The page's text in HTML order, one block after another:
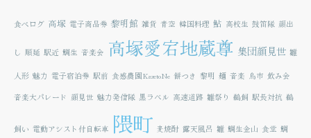
食べログ 高塚 電子商品券 黎明館 雑貨 青空 韓国料理 鮎 高校生 鼓笛隊 顔出
し 順延 駅近 鯛生 音楽会 高塚愛宕地蔵尊 集団顔見世 雛
人形 魅力 電子宿泊券 駅前 食感農園KazetoNe 餅つき 黎明 麺 音楽 鳥市 飲み会
音楽大パレード 顔見世 魅力発信隊 黒ラベル 高速道路 雛祭り 鵜飼 駅長対抗 鵜
飼い 電動アシスト付自転車 隈町 麦焼酎 露天風呂 雛 鯛生金山 食堂 鯛